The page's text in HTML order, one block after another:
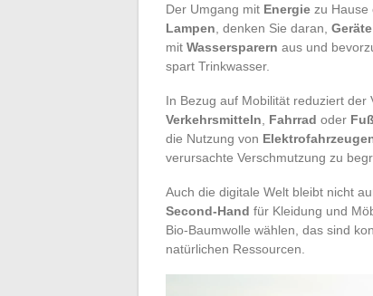
Der Umgang mit Energie zu Hause
Lampen , denken Sie daran,
mit Wassersparern aus und
spart Trinkwasser.
In Bezug auf Mobilität reduziert der
Verkehrsmitteln
Fahrrad oder
die Nutzung von
verursachte Verschmutzung zu
Auch die digitale Welt bleibt nicht
Second-Hand für Kleidung und
Bio-Baumwolle wählen, das sind
natürlichen Ressourcen.